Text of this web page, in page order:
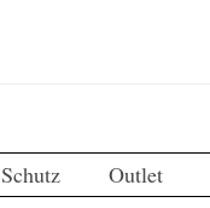
Schutz Outlet